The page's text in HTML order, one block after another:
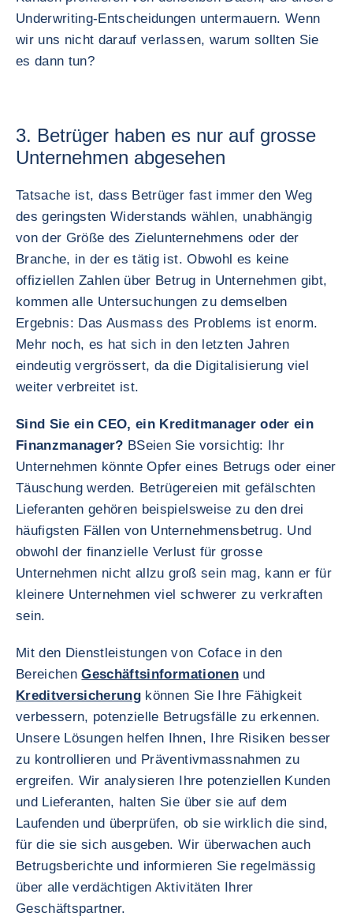
Underwriting-Entscheidungen untermauern. Wenn
wir uns nicht darauf verlassen, warum sollten Sie
es dann tun?
3. Betrüger haben es nur auf grosse
Unternehmen abgesehen
Tatsache ist, dass Betrüger fast immer den Weg
des geringsten Widerstands wählen, unabhängig
von der Größe des Zielunternehmens oder der
Branche, in der es tätig ist. Obwohl es keine
offiziellen Zahlen über Betrug in Unternehmen gibt,
kommen alle Untersuchungen zu demselben
Ergebnis: Das Ausmass des Problems ist enorm.
Mehr noch, es hat sich in den letzten Jahren
eindeutig vergrössert, da die Digitalisierung viel
weiter verbreitet ist.
Sind Sie ein CEO, ein Kreditmanager oder ein
Finanzmanager? BSeien Sie vorsichtig: Ihr
Unternehmen könnte Opfer eines Betrugs oder einer
Täuschung werden. Betrügereien mit gefälschten
Lieferanten gehören beispielsweise zu den drei
häufigsten Fällen von Unternehmensbetrug. Und
obwohl der finanzielle Verlust für grosse
Unternehmen nicht allzu groß sein mag, kann er für
kleinere Unternehmen viel schwerer zu verkraften
sein.
Mit den Dienstleistungen von Coface in den
BereichenGeschäftsinformationenund
Kreditversicherung können Sie Ihre Fähigkeit
verbessern, potenzielle Betrugsfälle zu erkennen.
Unsere Lösungen helfen Ihnen, Ihre Risiken besser
zu kontrollieren und Präventivmassnahmen zu
ergreifen. Wir analysieren Ihre potenziellen Kunden
und Lieferanten, halten Sie über sie auf dem
Laufenden und überprüfen, ob sie wirklich die sind,
für die sie sich ausgeben. Wir überwachen auch
Betrugsberichte und informieren Sie regelmässig
über alle verdächtigen Aktivitäten Ihrer
Geschäftspartner.